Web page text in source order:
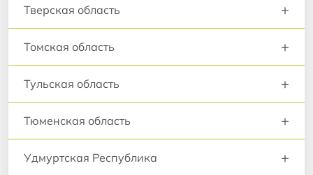
Тверская область +
Томская область +
Тульская область +
Тюменская область +
Удмуртская Республика +